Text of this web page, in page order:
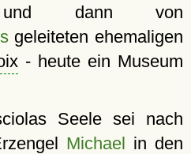
und dann von
geleiteten ehemaligen
- heute ein Museum
Seele sei nach
Michael in den